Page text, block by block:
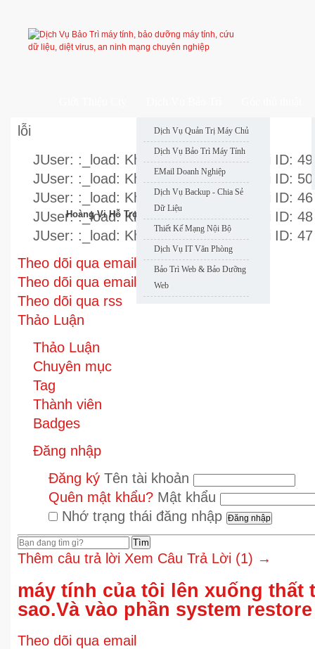
Dịch Vụ Quản Trị Máy Chủ
Dịch Vụ Bảo Trì Máy Tính
EMail Doanh Nghiệp
Dịch Vụ Backup - Chia Sẻ
Dữ Liệu
Thiết Kế Mạng Nội Bộ
Dịch Vụ IT Văn Phòng
Bảo Trì Web & Bảo Dưỡng
Web
lỗi
JUser: :_load: Không thể nạp user với ID: 49
JUser: :_load: Không thể nạp user với ID: 50
JUser: :_load: Không thể nạp user với ID: 46
JUser: :_load: Không thể nạp user với ID: 48
JUser: :_load: Không thể nạp user với ID: 47
Theo dõi qua email
Theo dõi qua email
Theo dõi qua rss
Thảo Luận
Thảo Luận
Chuyên mục
Tag
Thành viên
Badges
Đăng nhập
Đăng ký Tên tài khoản
Quên mật khẩu? Mật khẩu
Nhớ trạng thái đăng nhập
Tìm
Thêm câu trả lời Xem Câu Trả Lời (1) →
máy tính của tôi lên xuống thất
sao.Và vào phần system
Theo dõi qua email
Hoàng Vi Hỗ Trợ Nhanh